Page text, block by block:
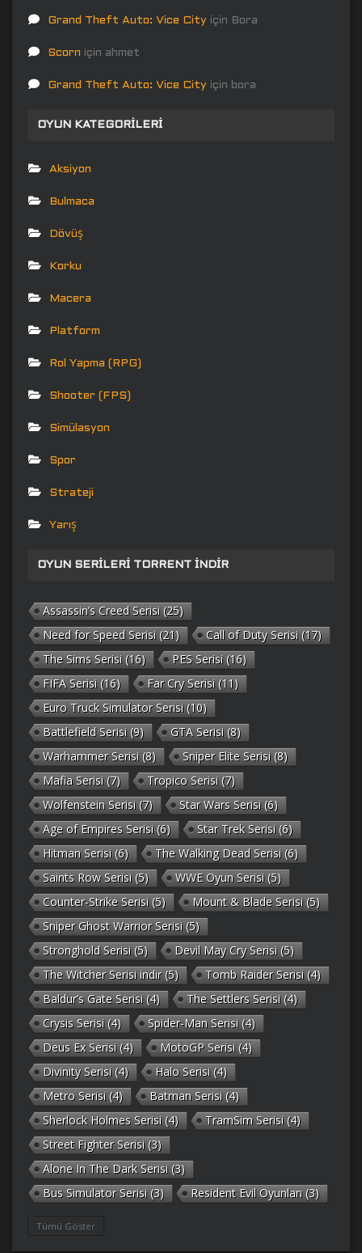
Grand Theft Auto: Vice City için Bora
Scorn için ahmet
Grand Theft Auto: Vice City için bora
OYUN KATEGORILERI
Aksiyon
Bulmaca
Dövüş
Korku
Macera
Platform
Rol Yapma (RPG)
Shooter (FPS)
Simülasyon
Spor
Strateji
Yarış
OYUN SERILERI TORRENT İNDIR
Assassin’s Creed Serisi (25)
Need for Speed Serisi (21) Call of Duty Serisi (17)
The Sims Serisi (16) PES Serisi (16)
FIFA Serisi (16) Far Cry Serisi (11)
Euro Truck Simulator Serisi (10)
Battlefield Serisi (9) GTA Serisi (8)
Warhammer Serisi (8) Sniper Elite Serisi (8)
Mafia Serisi (7) Tropico Serisi (7)
Wolfenstein Serisi (7) Star Wars Serisi (6)
Age of Empires Serisi (6) Star Trek Serisi (6)
Hitman Serisi (6) The Walking Dead Serisi (6)
Saints Row Serisi (5) WWE Oyun Serisi (5)
Counter-Strike Serisi (5) Mount & Blade Serisi (5)
Sniper Ghost Warrior Serisi (5)
Stronghold Serisi (5) Devil May Cry Serisi (5)
The Witcher Serisi indir(5) Tomb Raider Serisi (4)
Baldur’s Gate Serisi (4) The Settlers Serisi (4)
Crysis Serisi (4) Spider-Man Serisi (4)
Deus Ex Serisi (4) MotoGP Serisi (4)
Divinity Serisi (4) Halo Serisi (4)
Metro Serisi (4) Batman Serisi (4)
Sherlock Holmes Serisi (4) TramSim Serisi (4)
Street Fighter Serisi (3)
Alone In The Dark Serisi (3)
Bus Simulator Serisi (3) Resident Evil Oyunları (3)
Tümü Göster